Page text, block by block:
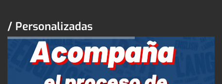
/ Personalizadas